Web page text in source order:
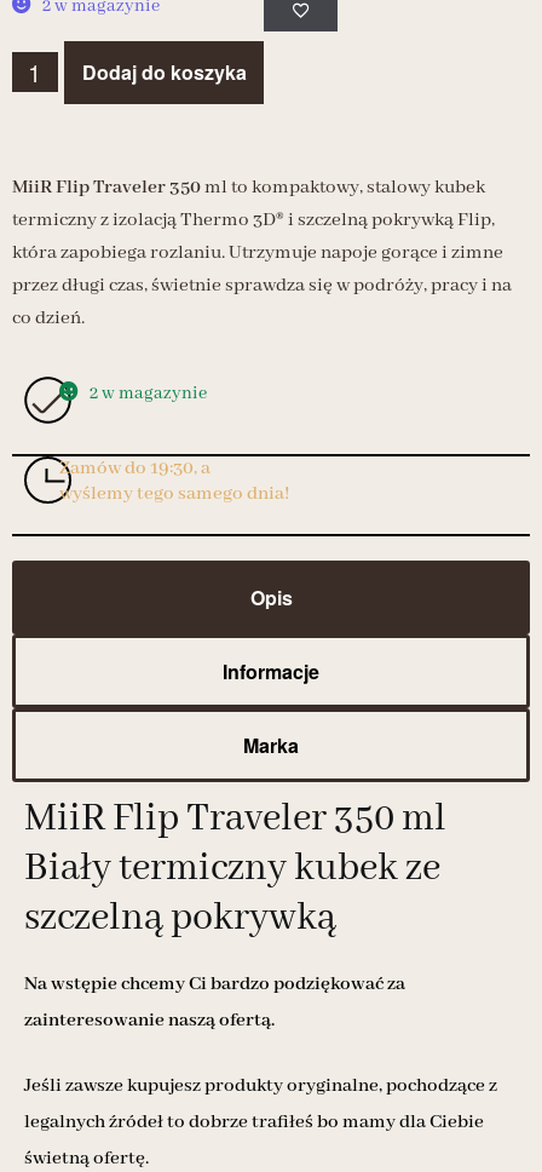
2 w magazynie
Dodaj do koszyka
MiiR Flip Traveler 350ml to kompaktowy, stalowy kubek
termiczny z izolacją Thermo 3D® i szczelną pokrywką Flip,
która zapobiega rozlaniu. Utrzymuje napoje gorące i zimne
przez długi czas, świetnie sprawdza się w podróży, pracy i na
co dzień.
2 w magazynie
Zamów do 19:30, a
wyślemy tego samego dnia!
Opis
Informacje
Marka
MiiR Flip Traveler 350 ml
Biały termiczny kubek ze
szczelną pokrywką
Na wstępie chcemy Ci bardzo podziękować za
zainteresowanie naszą ofertą.
Jeśli zawsze kupujesz produkty oryginalne, pochodzące z
legalnych źródeł to dobrze trafiłeś bo mamy dla Ciebie
świetną ofertę.